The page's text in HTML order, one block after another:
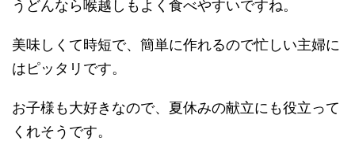
うどんなら喉越しもよく食べやすいですね。
美味しくて時短で、簡単に作れるので忙しい主婦に
はピッタリです。
お子様も大好きなので、夏休みの献立にも役立って
くれそうです。